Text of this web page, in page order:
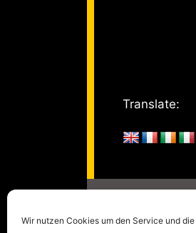
Wir nutzen Cookies um den Service und
Translate: